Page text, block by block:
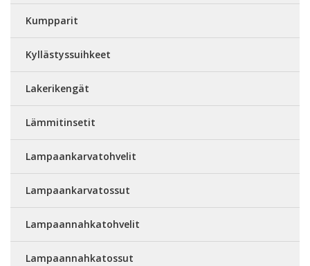
Kumpparit
Kyllästyssuihkeet
Lakerikengät
Lämmitinsetit
Lampaankarvatohvelit
Lampaankarvatossut
Lampaannahkatohvelit
Lampaannahkatossut